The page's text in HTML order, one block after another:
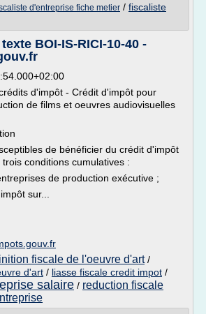
d'entreprise fiche metier / fiscaliste
BOI-IS-RICI-10-40 -
d'impôt - Crédit d'impôt pour
de films et oeuvres audiovisuelles
de bénéficier du crédit d'impôt
conditions cumulatives :
de production exécutive ;
sur...
fiscale de l'oeuvre d'art/
d'art / liasse fiscale credit impot /
salaire / reduction fiscale